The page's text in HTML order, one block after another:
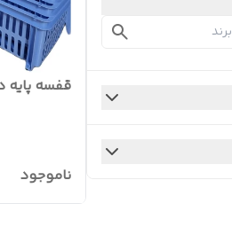
قفسه پایه
ناموجود